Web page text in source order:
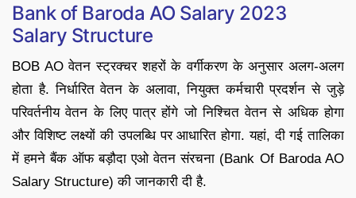
Bank of Baroda AO Salary 2023
Salary Structure
BOB AO वेतन स्ट्रक्चर शहरों के वर्गीकरण के अनुसार अलग-अलग
होता है. निर्धारित वेतन के अलावा, नियुक्त कर्मचारी प्रदर्शन से जुड़े
परिवर्तनीय वेतन के लिए पात्र होंगे जो निश्चित वेतन से अधिक होगा
और विशिष्ट लक्ष्यों की उपलब्धि पर आधारित होगा. यहां, दी गई तालिका
में हमने बैंक ऑफ बड़ौदा एओ वेतन संरचना (Bank Of Baroda AO
Salary Structure) की जानकारी दी है.